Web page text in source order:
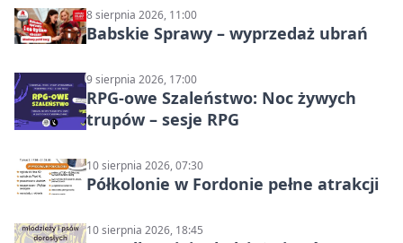
8 sierpnia 2026, 11:00
Babskie Sprawy – wyprzedaż ubrań
9 sierpnia 2026, 17:00
RPG-owe Szaleństwo: Noc żywych
trupów – sesje RPG
10 sierpnia 2026, 07:30
Półkolonie w Fordonie pełne atrakcji
10 sierpnia 2026, 18:45